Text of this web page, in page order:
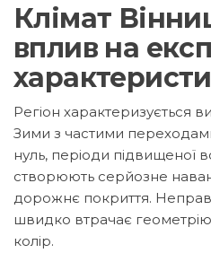
Клімат
вплив на
Регіон характеризується
Зими з частими
нуль, періоди підвищеної
створюють серйозне
дорожнє покриття.
швидко втрачає
колір.